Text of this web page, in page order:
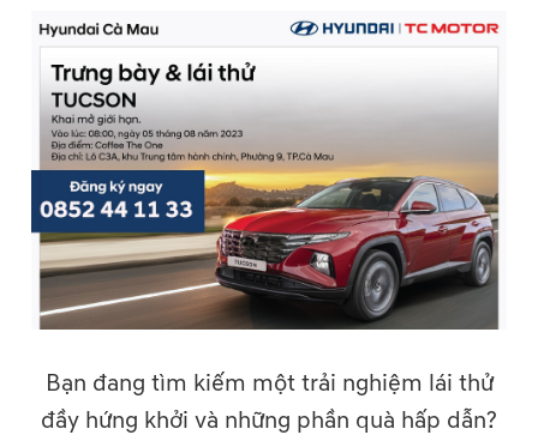
Bạn đang tìm kiếm một trải nghiệm lái thử
đầy hứng khởi và những phần quà hấp dẫn?